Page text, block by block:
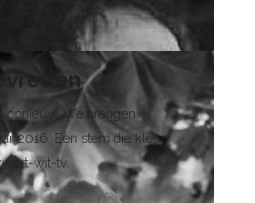
opnieuw. We brengen
2016. Een stem die kleur
wit-tv.